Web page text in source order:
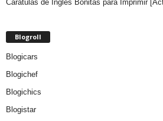
Carátulas de Inglés Bonitas para Imprimir
Blogroll
Blogicars
Blogichef
Blogichics
Blogistar